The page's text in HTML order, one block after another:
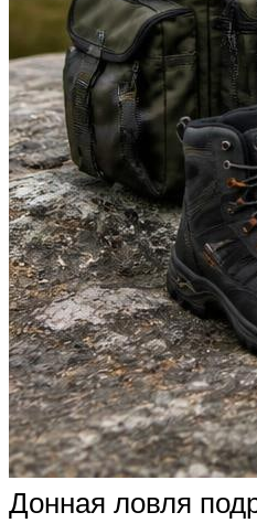
Донная ловля